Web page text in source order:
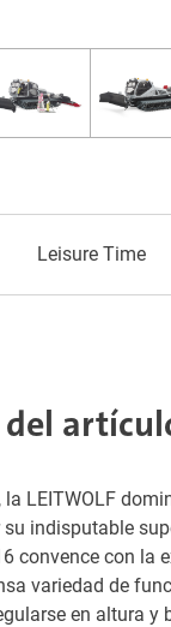
Leisure Time
LEITWOLF
indisputable
convence con la
variedad de
en altura y